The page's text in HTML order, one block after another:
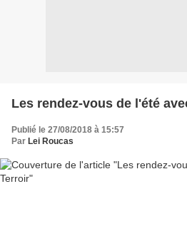
Les rendez-vous de l'été
Publié le 27/08/2018 à 15:57
Par Lei Roucas